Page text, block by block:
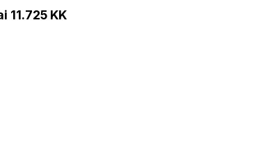
11.725 KK